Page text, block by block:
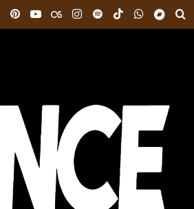
PinterestYouTubeLast.FMInstagram
SpotifyTikTokWhatsApp